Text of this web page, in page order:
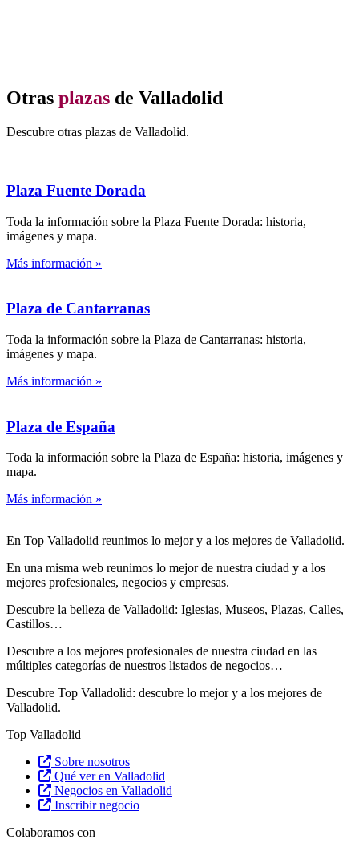
Otras plazas de Valladolid
Descubre otras plazas de Valladolid.
Plaza Fuente Dorada
Toda la información sobre la Plaza Fuente Dorada: historia,
imágenes y mapa.
Más información »
Plaza de Cantarranas
Toda la información sobre la Plaza de Cantarranas: historia,
imágenes y mapa.
Más información »
Plaza de España
Toda la información sobre la Plaza de España: historia, imágenes y
mapa.
Más información »
En Top Valladolid reunimos lo mejor y a los mejores de Valladolid.
En una misma web reunimos lo mejor de nuestra ciudad y a los
mejores profesionales, negocios y empresas.
Descubre la belleza de Valladolid: Iglesias, Museos, Plazas, Calles,
Castillos…
Descubre a los mejores profesionales de nuestra ciudad en las
múltiples categorías de nuestros listados de negocios…
Descubre Top Valladolid: descubre lo mejor y a los mejores de
Valladolid.
Top Valladolid
Sobre nosotros
Qué ver en Valladolid
Negocios en Valladolid
Inscribir negocio
Colaboramos con